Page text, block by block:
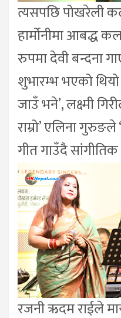
त्यसपछि पोखरेली
हार्मोनीमा आबद्ध
रुपमा देवी बन्दना
शुभारम्भ भएको
जाउँ भने’, लक्ष्मी
राम्रो’ एलिना
गीत गाउँदै
रजनी ऋदम राईले